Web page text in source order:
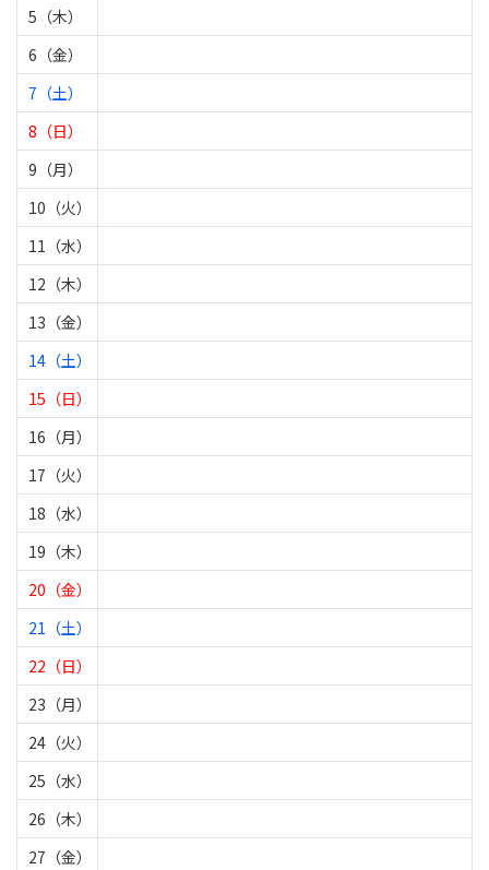
5（木）
6（金）
7（土）
8（日）
9（月）
10（火）
11（水）
12（木）
13（金）
14（土）
15（日）
16（月）
17（火）
18（水）
19（木）
20（金）
21（土）
22（日）
23（月）
24（火）
25（水）
26（木）
27（金）